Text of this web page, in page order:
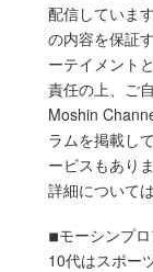
配信していま
の内容を保証
ーテイメント
責任の上、ご
Moshin
ラムを掲載し
ービスもあり
詳細について
◾︎モーシンプ
10代はスポー